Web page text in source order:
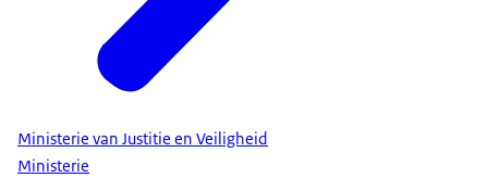
Ministerie van Justitie en Veiligheid
Ministerie